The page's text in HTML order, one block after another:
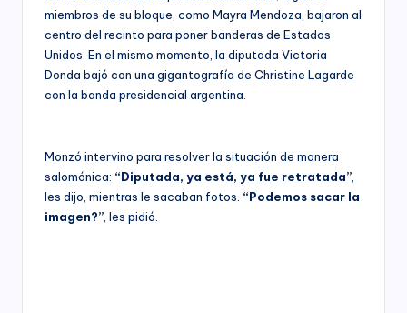
miembros de su bloque, como Mayra Mendoza, bajaron al
centro del recinto para poner banderas de Estados
Unidos. En el mismo momento, la diputada Victoria
Donda bajó con una gigantografía de Christine Lagarde
con la banda presidencial argentina.
Monzó intervino para resolver la situación de manera
salomónica: “Diputada, ya está, ya fue retratada”
les dijo, mientras le sacaban fotos. “Podemos sacar la
imagen?” , les pidió.